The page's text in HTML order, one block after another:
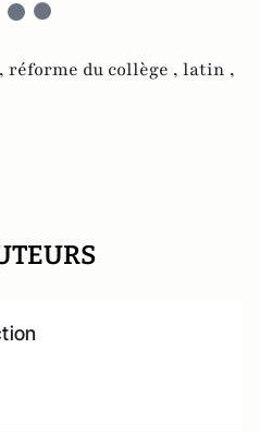
réforme du collège , latin ,